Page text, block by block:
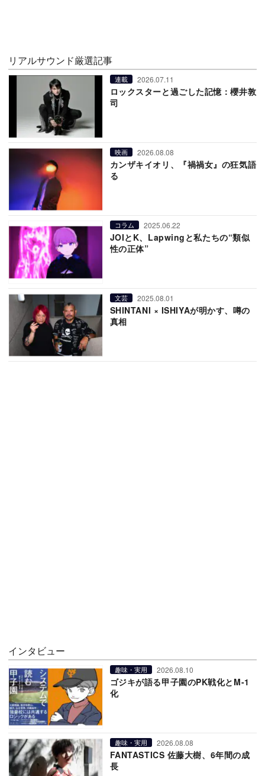
リアルサウンド厳選記事
連載 2026.07.11
ロックスターと過ごした記憶：櫻井敦
司
映画 2026.08.08
カンザキイオリ、『禍禍女』の狂気語
る
コラム 2025.06.22
JOIとK、Lapwingと私たちの“類似
性の正体”
文芸 2025.08.01
SHINTANI × ISHIYAが明かす、噂の
真相
インタビュー
趣味・実用 2026.08.10
ゴジキが語る甲子園のPK戦化とM-1
化
趣味・実用 2026.08.08
FANTASTICS 佐藤大樹、6年間の成
長